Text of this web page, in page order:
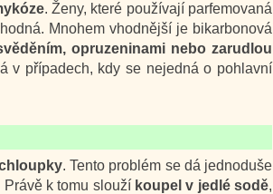
. Ženy, které používají parfemovaná
Mnohem vhodnější je bikarbonová
opruzeninami nebo zarudlou
v případech, kdy se nejedná o pohlavní
. Tento problém se dá jednoduše
k tomu slouží koupel v jedlé sodě,